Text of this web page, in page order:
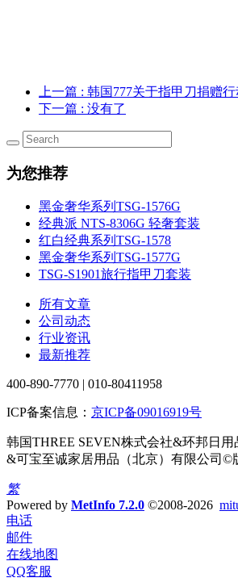
上一篇 : 韩国777关于指甲刀捐赠
下一篇 : 没有了
为您推荐
黑金奢华系列TSG-1576G
经典派 NTS-8306G 轻奢套装
红白经典系列TSG-1578
黑金奢华系列TSG-1577G
TSG-S1901旅行指甲刀套装
所有文章
公司动态
行业资讯
最新推荐
400-890-7770 | 010-80411958
ICP备案信息： 京ICP备09016919号
韩国THREE SEVEN株式会社&环邦日用
&可宝至诚家居用品（北京）有限公司©
繁
Powered by MetInfo 7.2.0 ©2008-2026
电话
邮件
在线地图
QQ客服